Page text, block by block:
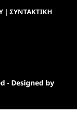
| ΣΥΝΤΑΚΤΙΚΗ
- Designed by